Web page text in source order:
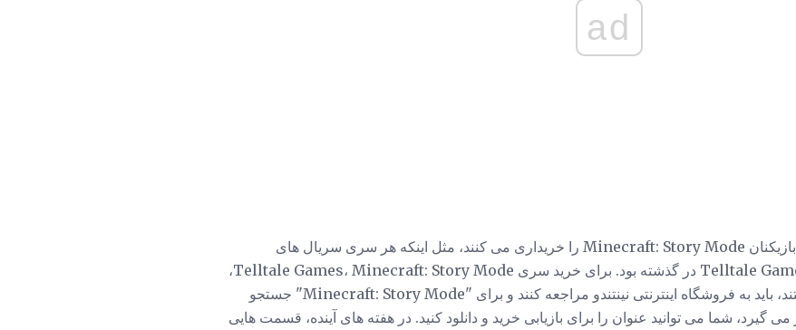
ad
همانند سایر نسخه های آزاد شده، بازیکنان Minecraft: Story Mode را خریداری می کنند، مثل اینکه هر سری سریال های
Episodic منتشر شده توسط Telltale Games در گذشته بود. برای خرید سری Telltale Games، Minecraft: Story Mode،
افرادی که مایل به خرید بازی هستند، باید به فروشگاه اینترنتی نینتندو مراجعه کنند و برای "Minecraft: Story Mode" جستجو
شما می توانید عنوان را برای بازیابی خرید و دانلود کنید. در هفته های آینده، قسمت هایی